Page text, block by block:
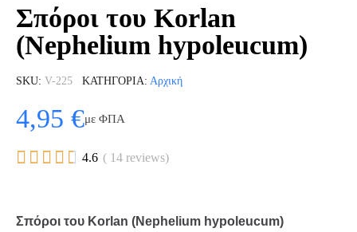
Σπόροι του Korlan
(Nephelium hypoleucum)
SKU V-225 ΚΑΤΗΓΟΡΊΑ Αρχική
4,95 €με ΦΠΑ
     4.6 ( 14 reviews)
Σπόροι του Korlan (Nephelium hypoleucum)